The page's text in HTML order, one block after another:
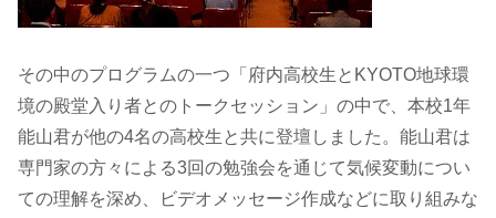
その中のプログラムの一つ「府内高校生とKYOTO地球環
境の殿堂入り者とのトークセッション」の中で、本校1年
能山君が他の4名の高校生と共に登壇しました。能山君は
専門家の方々による3回の勉強会を通じて気候変動につい
ての理解を深め、ビデオメッセージ作成などに取り組みな